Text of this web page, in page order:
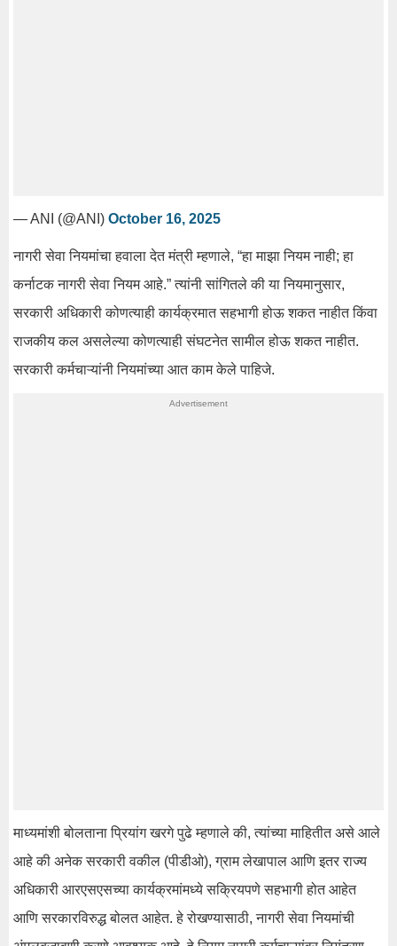
— ANI (@ANI) October 16, 2025
नागरी सेवा नियमांचा हवाला देत मंत्री म्हणाले, “हा माझा नियम नाही; हा
कर्नाटक नागरी सेवा नियम आहे.” त्यांनी सांगितले की या नियमानुसार,
सरकारी अधिकारी कोणत्याही कार्यक्रमात सहभागी होऊ शकत नाहीत किंवा
राजकीय कल असलेल्या कोणत्याही संघटनेत सामील होऊ शकत नाहीत.
सरकारी कर्मचाऱ्यांनी नियमांच्या आत काम केले पाहिजे.
माध्यमांशी बोलताना प्रियांग खरगे पुढे म्हणाले की, त्यांच्या माहितीत असे आले
आहे की अनेक सरकारी वकील (पीडीओ), ग्राम लेखापाल आणि इतर राज्य
अधिकारी आरएसएसच्या कार्यक्रमांमध्ये सक्रियपणे सहभागी होत आहेत
आणि सरकारविरुद्ध बोलत आहेत. हे रोखण्यासाठी, नागरी सेवा नियमांची